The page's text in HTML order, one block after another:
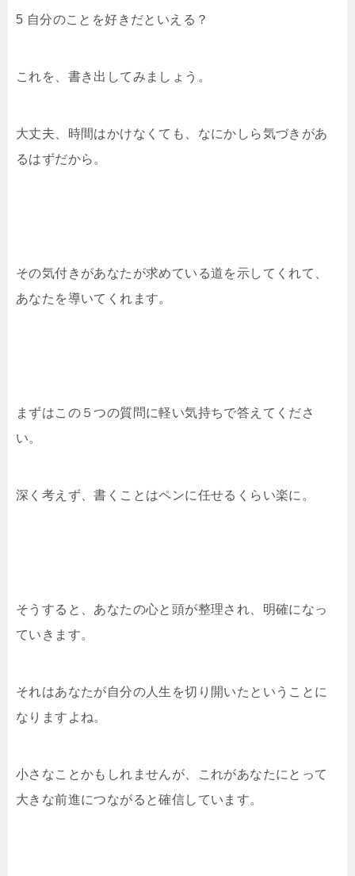
5 自分のことを好きだといえる？
これを、書き出してみましょう。
大丈夫、時間はかけなくても、なにかしら気づきがあ
るはずだから。
その気付きがあなたが求めている道を示してくれて、
あなたを導いてくれます。
まずはこの５つの質問に軽い気持ちで答えてくださ
い。
深く考えず、書くことはペンに任せるくらい楽に。
そうすると、あなたの心と頭が整理され、明確になっ
ていきます。
それはあなたが自分の人生を切り開いたということに
なりますよね。
小さなことかもしれませんが、これがあなたにとって
大きな前進につながると確信しています。